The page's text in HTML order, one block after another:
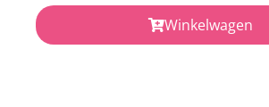
Winkelwagen